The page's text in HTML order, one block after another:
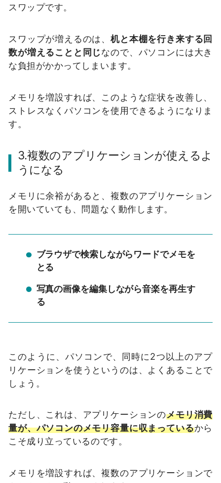
スワップです。
スワップが増えるのは、机と本棚を行き来する回
数が増えることと同じなので、パソコンには大き
な負担がかかってしまいます。
メモリを増設すれば、このような症状を改善し、
ストレスなくパソコンを使用できるようになりま
す。
3.複数のアプリケーションが使えるよ
うになる
メモリに余裕があると、複数のアプリケーション
を開いていても、問題なく動作します。
ブラウザで検索しながらワードでメモを
とる
写真の画像を編集しながら音楽を再生す
る
このように、パソコンで、同時に2つ以上のアプ
リケーションを使うというのは、よくあることで
しょう。
ただし、これは、アプリケーションのメモリ消費
量が、パソコンのメモリ容量に収まっているから
こそ成り立っているのです。
メモリを増設すれば、複数のアプリケーションで